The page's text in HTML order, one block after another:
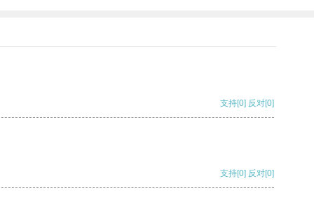
支持[0] 反对[0]
支持[0] 反对[0]